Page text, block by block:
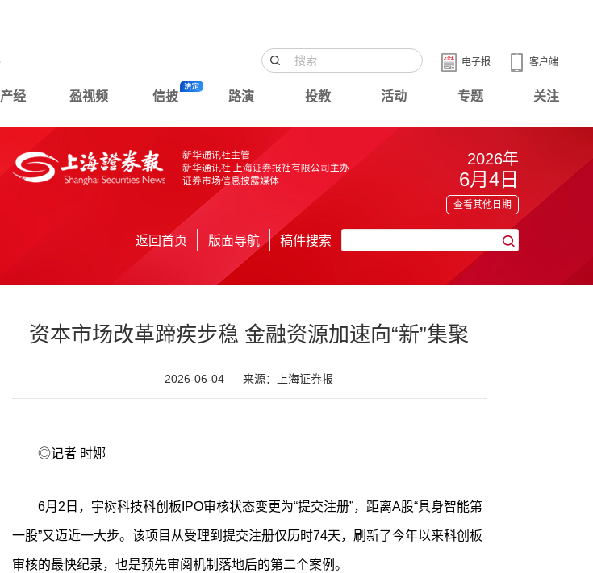
客户端
电子报
产经 盈视频 信披 路演 投教 活动 专题 关注
2026年
6月4日
查看其他日期
返回首页 版面导航 稿件搜索
资本市场改革蹄疾步稳 金融资源加速向“新”集聚
2026-06-04 来源：上海证券报
◎记者 时娜
6月2日，宇树科技科创板IPO审核状态变更为“提交注册”，距离A股“具身智能第
一股”又迈近一大步。该项目从受理到提交注册仅历时74天，刷新了今年以来科创板
审核的最快纪录，也是预先审阅机制落地后的第二个案例。